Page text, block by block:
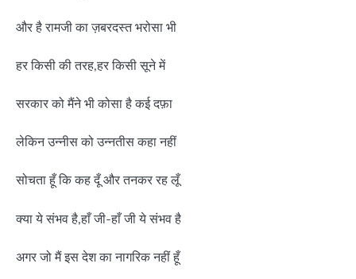
और है रामजी का ज़बरदस्त भरोसा भी
हर किसी की तरह,हर किसी सूने में
सरकार को मैंने भी कोसा है कई दफ़ा
लेकिन उन्नीस को उन्नतीस कहा नहीं
सोचता हूँ कि कह दूँ और तनकर रह लूँ
क्या ये संभव है,हाँ जी-हाँ जी ये संभव है
अगर जो मैं इस देश का नागरिक नहीं हूँ